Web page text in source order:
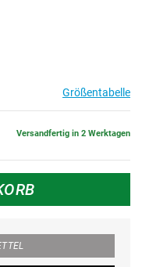
Größentabelle
Versandfertig in 2 Werktagen